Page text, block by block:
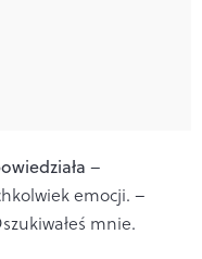
–
emocji. –
mnie.